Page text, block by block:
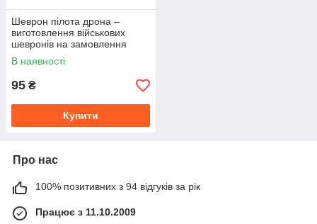
Шеврон пілота дрона –
виготовлення військових
шевронів на замовлення
В наявності
95 ₴
Купити
Про нас
100% позитивних з 94 відгуків за рік
Працює з 11.10.2009